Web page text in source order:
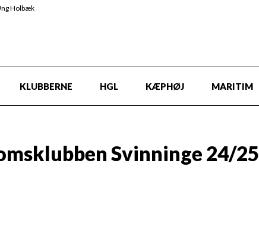
KLUBBERNE HGL KÆPHØJ MARITIM
Svinninge 24/25